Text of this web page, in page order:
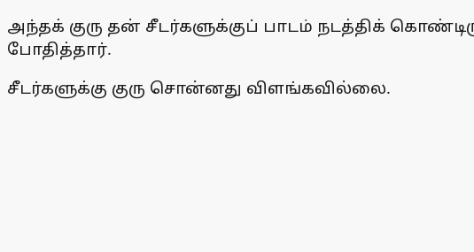
அந்தக் குரு தன் சீடர்களுக்குப் பாடம் நடத்திக்
போதித்தார்.
சீடர்களுக்கு குரு சொன்னது விளங்கவில்லை.